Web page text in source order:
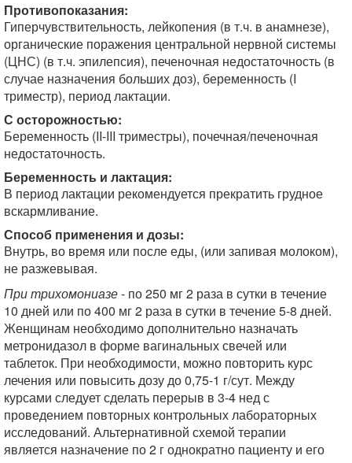
Противопоказания:
Гиперчувствительность, лейкопения (в т.ч. в анамнезе),
органические поражения центральной нервной системы
(ЦНС) (в т.ч. эпилепсия), печеночная недостаточность (в
случае назначения больших доз), беременность (I
триместр), период лактации.
С осторожностью:
Беременность (II-III триместры), почечная/печеночная
недостаточность.
Беременность и лактация:
В период лактации рекомендуется прекратить грудное
вскармливание.
Способ применения и дозы:
Внутрь, во время или после еды, (или запивая молоком),
не разжевывая.
При трихомониазе- по 250 мг 2 раза в сутки в течение
10 дней или по 400 мг 2 раза в сутки в течение 5-8 дней.
Женщинам необходимо дополнительно назначать
метронидазол в форме вагинальных свечей или
таблеток. При необходимости, можно повторить курс
лечения или повысить дозу до 0,75-1 г/сут. Между
курсами следует сделать перерыв в 3-4 нед с
проведением повторных контрольных лабораторных
исследований. Альтернативной схемой терапии
является назначение по 2 г однократно пациенту и его